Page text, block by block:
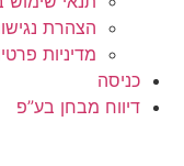
הצהרת
מדיניות
כניסה
דיווח מבחן בע”פ